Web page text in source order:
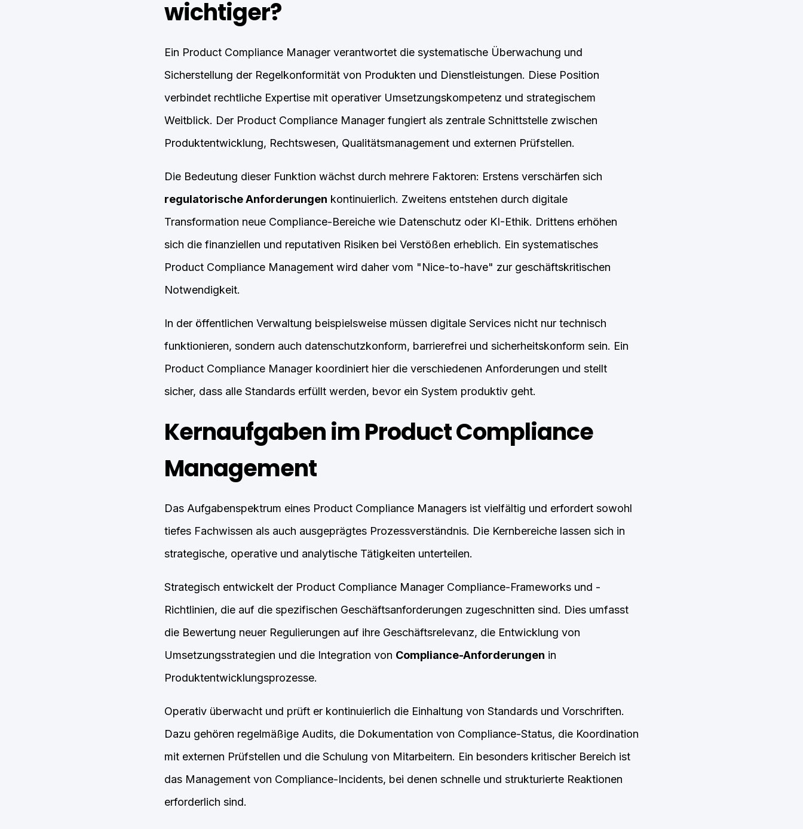
wichtiger?
Ein Product Compliance Manager verantwortet die systematische Überwachung und
Sicherstellung der Regelkonformität von Produkten und Dienstleistungen. Diese Position
verbindet rechtliche Expertise mit operativer Umsetzungskompetenz und strategischem
Weitblick. Der Product Compliance Manager fungiert als zentrale Schnittstelle zwischen
Produktentwicklung, Rechtswesen, Qualitätsmanagement und externen Prüfstellen.
Die Bedeutung dieser Funktion wächst durch mehrere Faktoren: Erstens verschärfen sich
regulatorische Anforderungen kontinuierlich. Zweitens entstehen durch digitale
Transformation neue Compliance-Bereiche wie Datenschutz oder KI-Ethik. Drittens erhöhen
sich die finanziellen und reputativen Risiken bei Verstößen erheblich. Ein systematisches
Product Compliance Management wird daher vom "Nice-to-have" zur geschäftskritischen
Notwendigkeit.
In der öffentlichen Verwaltung beispielsweise müssen digitale Services nicht nur technisch
funktionieren, sondern auch datenschutzkonform, barrierefrei und sicherheitskonform sein. Ein
Product Compliance Manager koordiniert hier die verschiedenen Anforderungen und stellt
sicher, dass alle Standards erfüllt werden, bevor ein System produktiv geht.
Kernaufgaben im Product Compliance
Management
Das Aufgabenspektrum eines Product Compliance Managers ist vielfältig und erfordert sowohl
tiefes Fachwissen als auch ausgeprägtes Prozessverständnis. Die Kernbereiche lassen sich in
strategische, operative und analytische Tätigkeiten unterteilen.
Strategisch entwickelt der Product Compliance Manager Compliance-Frameworks und -
Richtlinien, die auf die spezifischen Geschäftsanforderungen zugeschnitten sind. Dies umfasst
die Bewertung neuer Regulierungen auf ihre Geschäftsrelevanz, die Entwicklung von
Umsetzungsstrategien und die Integration von Compliance-Anforderungen in
Produktentwicklungsprozesse.
Operativ überwacht und prüft er kontinuierlich die Einhaltung von Standards und Vorschriften.
Dazu gehören regelmäßige Audits, die Dokumentation von Compliance-Status, die Koordination
mit externen Prüfstellen und die Schulung von Mitarbeitern. Ein besonders kritischer Bereich ist
das Management von Compliance-Incidents, bei denen schnelle und strukturierte Reaktionen
erforderlich sind.